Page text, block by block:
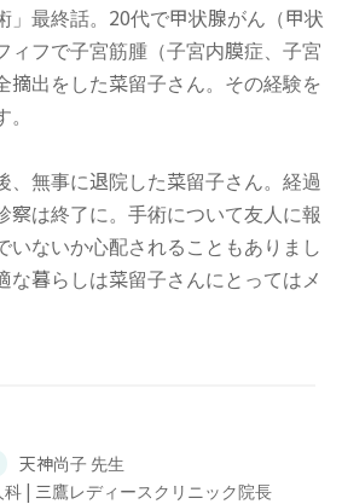
」最終話。20代で甲状腺がん（甲状
ィフで子宮筋腫（子宮内膜症、子宮
摘出をした菜留子さん。その経験を
、無事に退院した菜留子さん。経過
察は終了に。手術について友人に報
いないか心配されることもありまし
な暮らしは菜留子さんにとってはメ
天神尚子 先生
科 | 三鷹レディースクリニック院長